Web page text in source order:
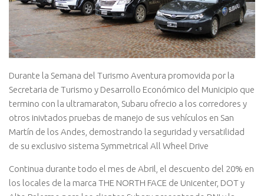
Durante la Semana del Turismo Aventura promovida por la
Secretaria de Turismo y Desarrollo Económico del Municipio que
termino con la ultramaraton, Subaru ofrecio a los corredores y
otros inivtados pruebas de manejo de sus vehículos en San
Martín de los Andes, demostrando la seguridad y versatilidad
de su exclusivo sistema Symmetrical All Wheel Drive
Continua durante todo el mes de Abril, el descuento del 20% en
los locales de la marca THE NORTH FACE de Unicenter, DOT y